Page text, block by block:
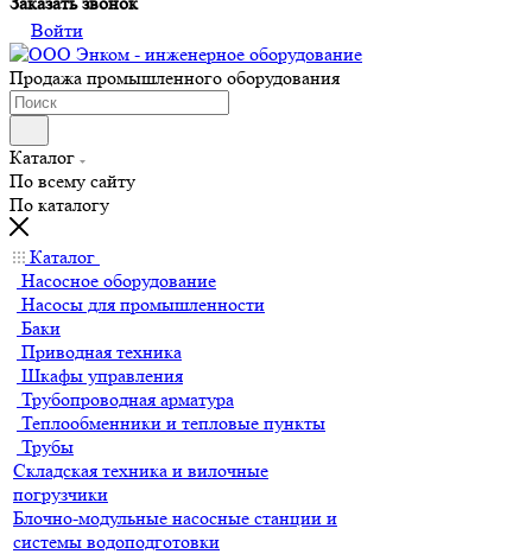
Войти
Продажа промышленного оборудования
Каталог
По всему сайту
По каталогу
Каталог
Насосное оборудование
Насосы для промышленности
Баки
Приводная техника
Шкафы управления
Трубопроводная арматура
Теплообменники и тепловые пункты
Трубы
Складская техника и вилочные
погрузчики
Блочно-модульные насосные станции и
системы водоподготовки